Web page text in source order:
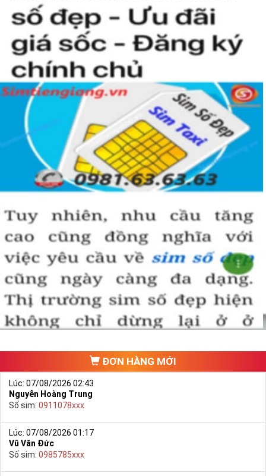
ĐƠN HÀNG MỚI
Lúc: 07/08/2026 02:43
Nguyễn Hoàng Trung
Số sim: 0911078xxx
Lúc: 07/08/2026 01:17
Vũ Văn Đức
Số sim: 0985785xxx